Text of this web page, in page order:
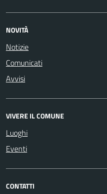
NOVITÀ
Notizie
Comunicati
Avvisi
VIVERE IL COMUNE
Luoghi
Eventi
CONTATTI